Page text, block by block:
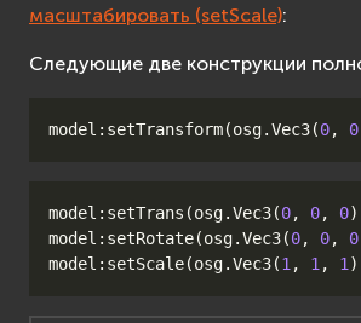
масштабировать (setScale):
Следующие две конструкции
model : setTransform(osg.Vec3(0, 0
model : setTrans (osg.Vec3(0, 0, 0
model : setRotate(osg.Vec3(0, 0, 0
model : setScale(osg.Vec3(1, 1, 1